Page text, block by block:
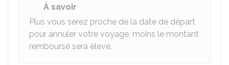
À savoir
Plus vous serez proche de la date de départ
pour annuler votre voyage, moins le montant
remboursé sera élevé.